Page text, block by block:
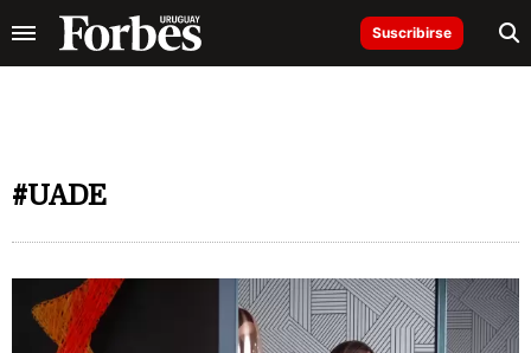
Suscribirse
#UADE